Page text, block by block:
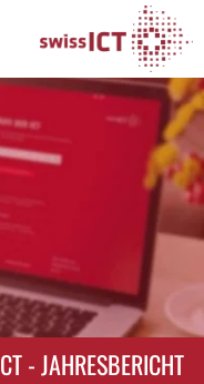
- JAHRESBERICHT